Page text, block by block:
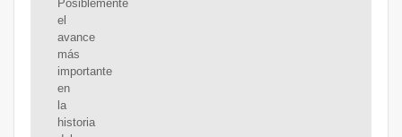
Posiblemente
el
avance
más
importante
en
la
historia